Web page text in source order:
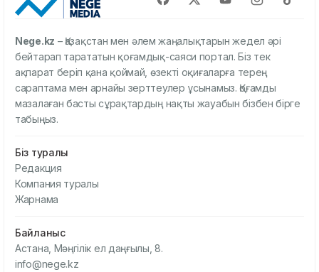
Nege.kz – Қазақстан мен әлем жаңалықтарын жедел әрі
бейтарап тарататын қоғамдық-саяси портал. Біз тек
ақпарат беріп қана қоймай, өзекті оқиғаларға терең
сараптама мен арнайы зерттеулер ұсынамыз. Қоғамды
мазалаған басты сұрақтардың нақты жауабын бізбен бірге
табыңыз.
Біз туралы
Редакция
Компания туралы
Жарнама
Байланыс
Астана, Мәңгілік ел даңғылы, 8.
info@nege.kz